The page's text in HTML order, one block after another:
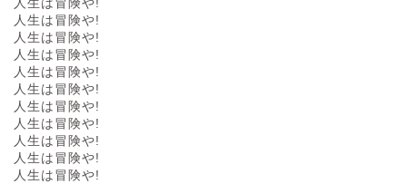
人生は冒険や!
人生は冒険や!
人生は冒険や!
人生は冒険や!
人生は冒険や!
人生は冒険や!
人生は冒険や!
人生は冒険や!
人生は冒険や!
人生は冒険や!
人生は冒険や!